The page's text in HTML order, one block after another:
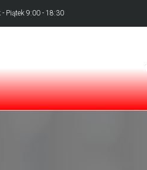
- Piątek 9:00 - 18:30